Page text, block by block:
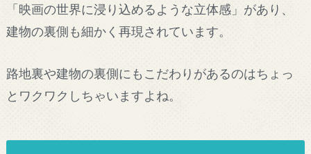
「映画の世界に浸り込めるような立体感」があり、
建物の裏側も細かく再現されています。
路地裏や建物の裏側にもこだわりがあるのはちょっ
とワクワクしちゃいますよね。